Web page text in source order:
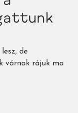
de
várnak rájuk ma